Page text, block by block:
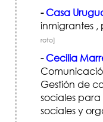
-Casa
inmigrantes
roto]
-Cecilia
Gestión de
sociales
sociales y